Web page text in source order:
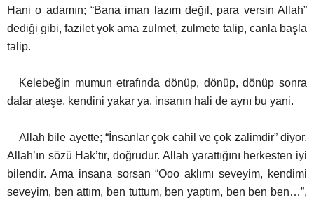
Hani o adamın; “Bana iman lazım değil, para versin Allah”
dediği gibi, fazilet yok ama zulmet, zulmete talip, canla başla
talip.
Kelebeğin mumun etrafında dönüp, dönüp, dönüp sonra
dalar ateşe, kendini yakar ya, insanın hali de aynı bu yani.
Allah bile ayette; “İnsanlar çok cahil ve çok zalimdir” diyor.
Allah’ın sözü Hak’tır, doğrudur. Allah yarattığını herkesten iyi
bilendir. Ama insana sorsan “Ooo aklımı seveyim, kendimi
seveyim, ben attım, ben tuttum, ben yaptım, ben ben ben…”,